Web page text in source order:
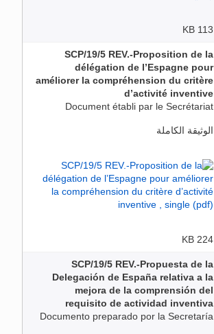
113 KB
SCP/19/5 REV.-Proposition de la
délégation de l’Espagne pour
améliorer la compréhension du critère
d’activité inventive
Document établi par le Secrétariat
الوثيقة الكاملة
224 KB
SCP/19/5 REV.-Propuesta de la
Delegación de España relativa a la
mejora de la comprensión del
requisito de actividad inventiva
Documento preparado por la Secretaría